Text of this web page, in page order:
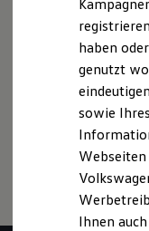
Elektrisch &
Elektro - &
Reichweite
Förderung
Weitere
den offiziellen
Stromverbrauch
werden, der an
73760
haben
genutzt
sowie
Ihnen